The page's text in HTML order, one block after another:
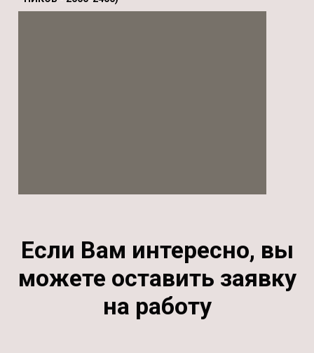
Если Вам интересно, вы
можете оставить заявку
на работу